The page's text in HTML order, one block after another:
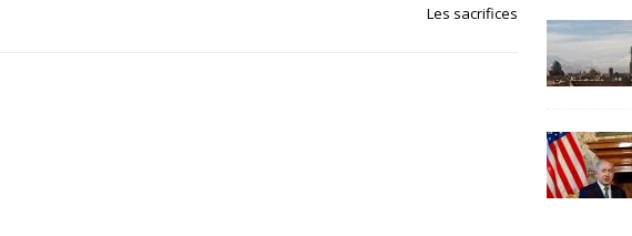
Les sacrifices